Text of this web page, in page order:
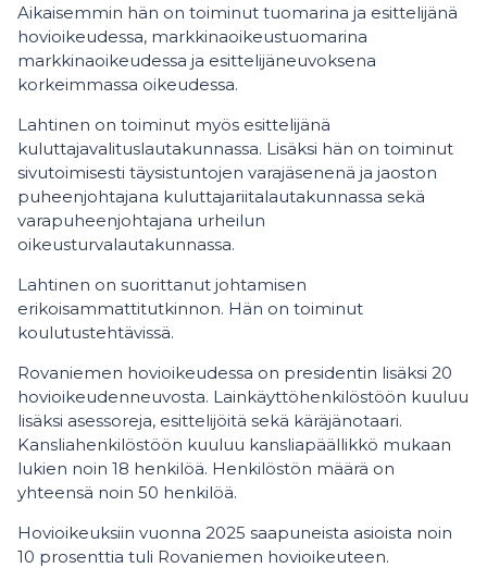
Aikaisemmin hän on toiminut tuomarina ja esittelijänä
hovioikeudessa, markkinaoikeustuomarina
markkinaoikeudessa ja esittelijäneuvoksena
korkeimmassa oikeudessa.
Lahtinen on toiminut myös esittelijänä
kuluttajavalituslautakunnassa. Lisäksi hän on toiminut
sivutoimisesti täysistuntojen varajäsenenä ja jaoston
puheenjohtajana kuluttajariitalautakunnassa sekä
varapuheenjohtajana urheilun
oikeusturvalautakunnassa.
Lahtinen on suorittanut johtamisen
erikoisammattitutkinnon. Hän on toiminut
koulutustehtävissä.
Rovaniemen hovioikeudessa on presidentin lisäksi 20
hovioikeudenneuvosta. Lainkäyttöhenkilöstöön kuuluu
lisäksi asessoreja, esittelijöitä sekä käräjänotaari.
Kansliahenkilöstöön kuuluu kansliapäällikkö mukaan
lukien noin 18 henkilöä. Henkilöstön määrä on
yhteensä noin 50 henkilöä.
Hovioikeuksiin vuonna 2025 saapuneista asioista noin
10 prosenttia tuli Rovaniemen hovioikeuteen.